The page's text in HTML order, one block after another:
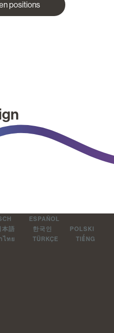
positions
ESPAÑOL
本語 한국인
POLSKI
ไทย TÜRKÇE
TIẾNG